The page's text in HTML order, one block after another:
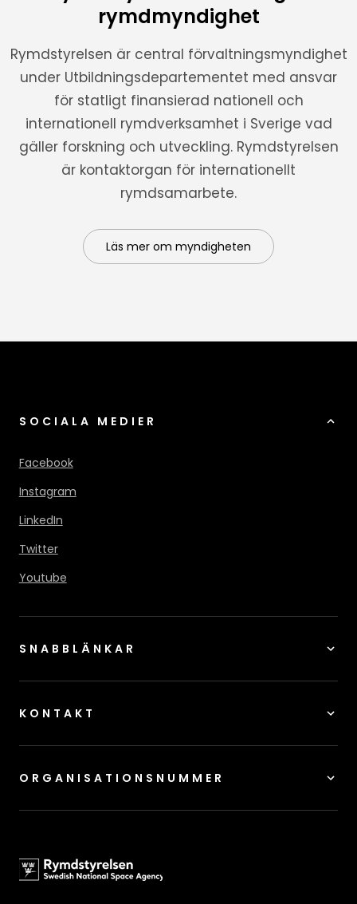
rymdmyndighet
Rymdstyrelsen är central förvaltningsmyndighet
under Utbildningsdepartementet med ansvar
för statligt finansierad nationell och
internationell rymdverksamhet i Sverige vad
gäller forskning och utveckling. Rymdstyrelsen
är kontaktorgan för internationellt
rymdsamarbete.
Läs mer om myndigheten
SOCIALA MEDIER
Facebook
Instagram
LinkedIn
Twitter
Youtube
SNABBLÄNKAR
KONTAKT
ORGANISATIONSNUMMER